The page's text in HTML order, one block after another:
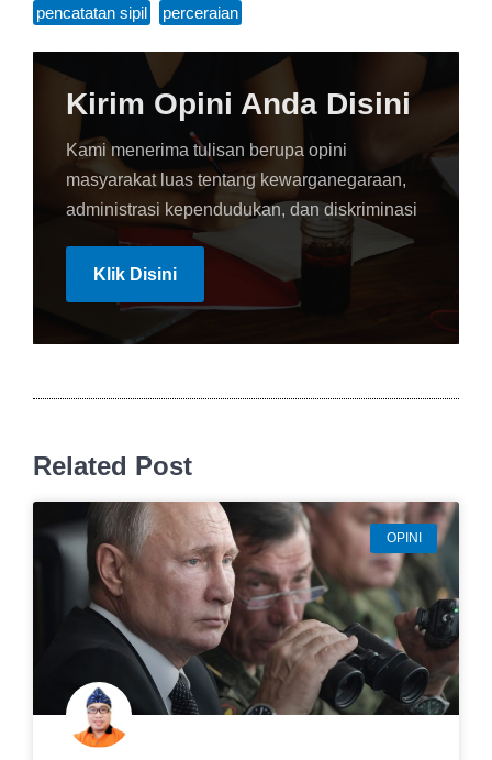
pencatatan sipil perceraian
Kirim Opini Anda Disini
Kami menerima tulisan berupa opini
masyarakat luas tentang kewarganegaraan,
administrasi kependudukan, dan diskriminasi
Klik Disini
Related Post
OPINI